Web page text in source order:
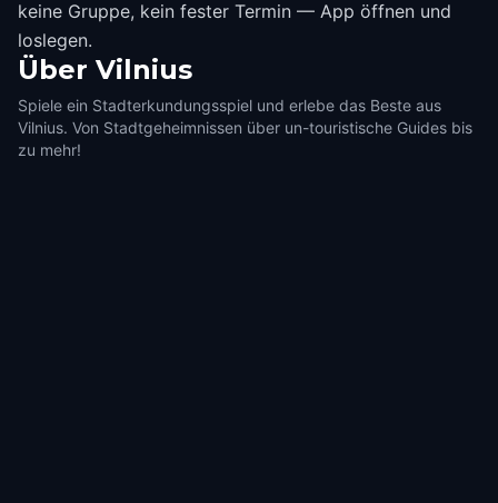
keine Gruppe, kein fester Termin — App öffnen und
loslegen.
Über Vilnius
Spiele ein Stadterkundungsspiel und erlebe das Beste aus
Vilnius. Von Stadtgeheimnissen über un-touristische Guides bis
zu mehr!